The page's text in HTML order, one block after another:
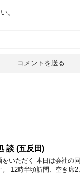
。
談 (五反田)
いただく 本日は会社の
12時半頃訪問、空き席